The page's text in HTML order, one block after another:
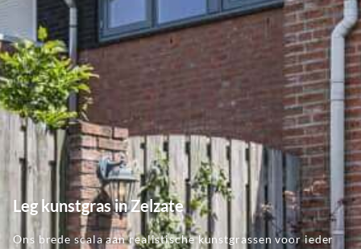
Leg kunstgras in Zelzate
Ons brede scala aan realistische kunstgrassen voor ieder